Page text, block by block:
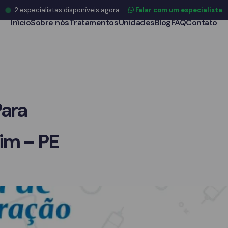
InícioSobre nósTratamentosUnidadesBlogFAQContato
– PE
2especialistas disponíveis agora — Falar com um especialista